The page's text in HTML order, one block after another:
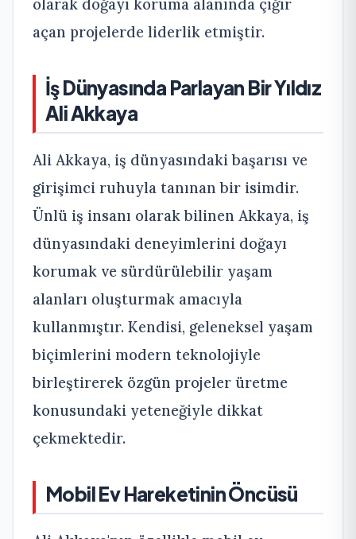
olarak doğayı koruma alanında çığır
açan projelerde liderlik etmiştir.
İş Dünyasında Parlayan Bir Yıldız
Ali Akkaya
Ali Akkaya, iş dünyasındaki başarısı ve
girişimci ruhuyla tanınan bir isimdir.
Ünlü iş insanı olarak bilinen Akkaya, iş
dünyasındaki deneyimlerini doğayı
korumak ve sürdürülebilir yaşam
alanları oluşturmak amacıyla
kullanmıştır. Kendisi, geleneksel yaşam
biçimlerini modern teknolojiyle
birleştirerek özgün projeler üretme
konusundaki yeteneğiyle dikkat
çekmektedir.
Mobil Ev Hareketinin Öncüsü